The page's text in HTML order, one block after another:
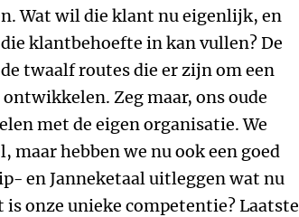
Wat wil die klant nu eigenlijk, en
klantbehoefte in kan vullen? De
twaalf routes die er zijn om een
Zeg maar, ons oude
met de eigen organisatie. We
maar hebben we nu ook een goed
en Janneketaal uitleggen wat nu
onze unieke competentie? Laatste